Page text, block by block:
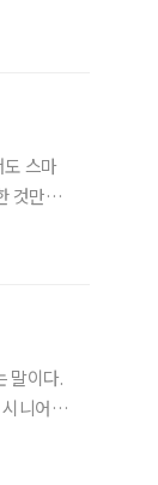
스마
말이다.